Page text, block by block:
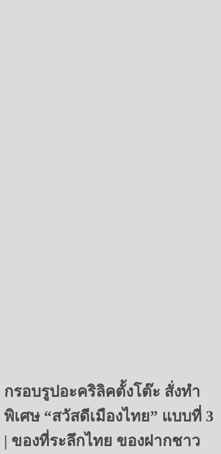
กรอบรูปอะคริลิคตั้งโต๊ะ สั่งทำ
พิเศษ “สวัสดีเมืองไทย” แบบที่ 3
| ของที่ระลึกไทย ของฝากชาว